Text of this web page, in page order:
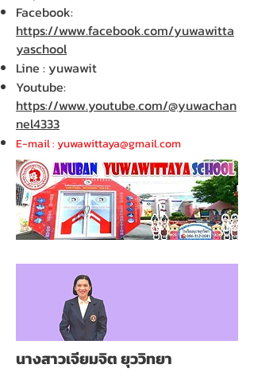
Facebook:
https://www.facebook.com/yuwawitta
yaschool
Line : yuwawit
Youtube:
https://www.youtube.com/@yuwachan
nel4333
E-mail :yuwawittaya@gmail.com
นางสาวเจียมจิต ยุววิทยา